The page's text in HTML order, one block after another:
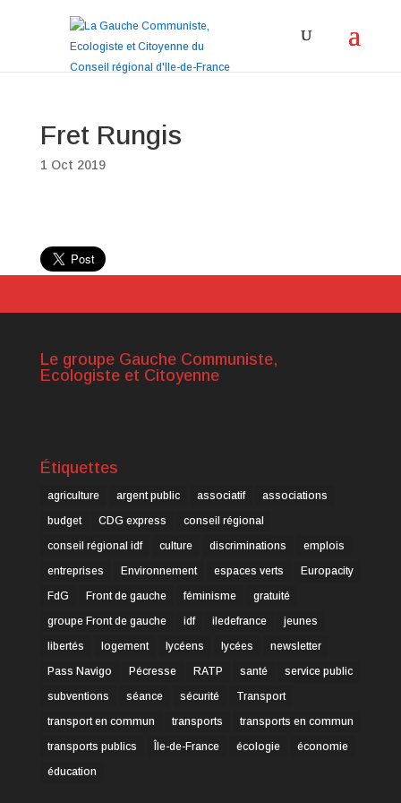
Fret Rungis
1 Oct 2019
Le groupe Gauche Communiste,
Ecologiste et Citoyenne
Étiquettes
agriculture argent public associatif
associations
budget
CDG express
conseil régional
conseil régional idf
culture discriminations
emplois
entreprises
Environnement espaces verts
Europacity
FdG
Front de gauche féminisme
gratuité
groupe Front de gauche
idf iledefrance
jeunes
libertés
logement lycéens lycées
newsletter
Pass Navigo
Pécresse RATP santé
service public
subventions
séance sécurité
Transport
transport en commun
transports
transports en commun
transports publics
Île-de-France écologie
économie
éducation